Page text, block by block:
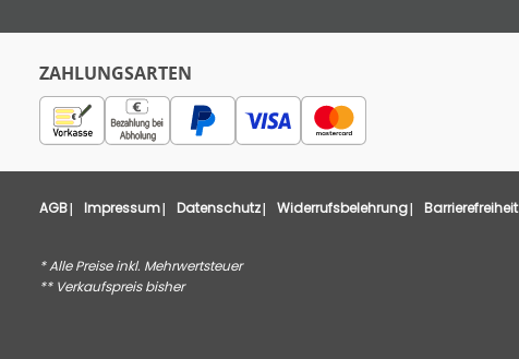
ZAHLUNGSARTEN
AGB Impressum Datenschutz Widerrufsbelehrung Barrierefreiheit
* Alle Preise inkl. Mehrwertsteuer
** Verkaufspreis bisher